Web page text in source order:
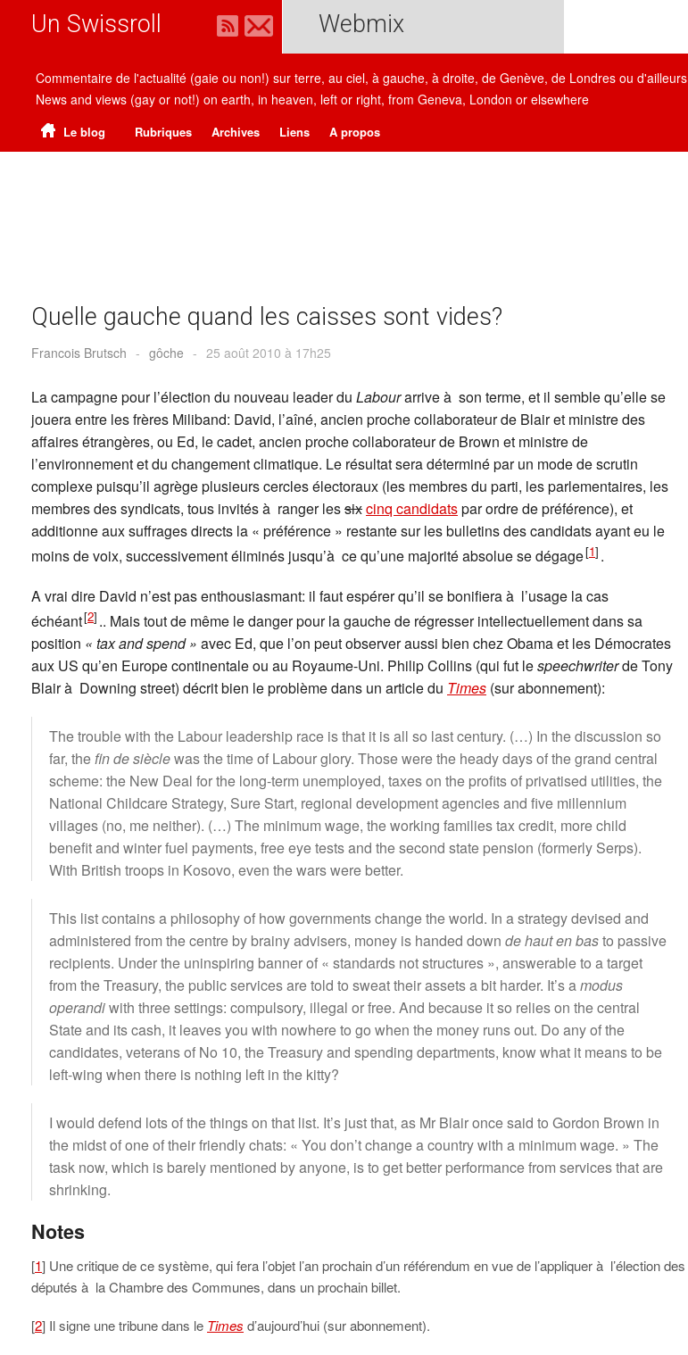
Un Swissroll Webmix
Commentaire de l'actualité (gaie ou non!) sur terre, au ciel, à gauche, à droite, de Genève, de Londres ou d'ailleurs
News and views (gay or not!) on earth, in heaven, left or right, from Geneva, London or elsewhere
Le blog Rubriques Archives Liens A propos
Quelle gauche quand les caisses sont vides?
Francois Brutsch - gôche - 25 août 2010 à 17h25
La campagne pour l’élection du nouveau leader du Labourarrive à son terme, et il semble qu’elle se
jouera entre les frères Miliband: David, l’aîné, ancien proche collaborateur de Blair et ministre des
affaires étrangères, ou Ed, le cadet, ancien proche collaborateur de Brown et ministre de
l’environnement et du changement climatique. Le résultat sera déterminé par un mode de scrutin
complexe puisqu’il agrège plusieurs cercles électoraux (les membres du parti, les parlementaires, les
membres des syndicats, tous invités à ranger lessixcinq candidatspar ordre de préférence), et
additionne aux suffrages directs la « préférence » restante sur les bulletins des candidats ayant eu le
moins de voix, successivement éliminés jusqu’à ce qu’une majorité absolue se dégage[1] .
A vrai dire David n’est pas enthousiasmant: il faut espérer qu’il se bonifiera à l’usage la cas
échéant[2] .. Mais tout de même le danger pour la gauche de régresser intellectuellement dans sa
position « tax and spend » avec Ed, que l’on peut observer aussi bien chez Obama et les Démocrates
aux US qu’en Europe continentale ou au Royaume-Uni. Philip Collins (qui fut lespeechwriterde Tony
Blair à Downing street) décrit bien le problème dans un article du Times (sur abonnement):
The trouble with the Labour leadership race is that it is all so last century. (…) In the discussion so
far, thefin de sièclewas the time of Labour glory. Those were the heady days of the grand central
scheme: the New Deal for the long-term unemployed, taxes on the profits of privatised utilities, the
National Childcare Strategy, Sure Start, regional development agencies and five millennium
villages (no, me neither). (…) The minimum wage, the working families tax credit, more child
benefit and winter fuel payments, free eye tests and the second state pension (formerly Serps).
With British troops in Kosovo, even the wars were better.
This list contains a philosophy of how governments change the world. In a strategy devised and
administered from the centre by brainy advisers, money is handed down de haut en basto passive
recipients. Under the uninspiring banner of « standards not structures », answerable to a target
from the Treasury, the public services are told to sweat their assets a bit harder. It’s amodus
operandiwith three settings: compulsory, illegal or free. And because it so relies on the central
State and its cash, it leaves you with nowhere to go when the money runs out. Do any of the
candidates, veterans of No 10, the Treasury and spending departments, know what it means to be
left-wing when there is nothing left in the kitty?
I would defend lots of the things on that list. It’s just that, as Mr Blair once said to Gordon Brown in
the midst of one of their friendly chats: « You don’t change a country with a minimum wage. » The
task now, which is barely mentioned by anyone, is to get better performance from services that are
shrinking.
Notes
[1] Une critique de ce système, qui fera l’objet l’an prochain d’un référendum en vue de l’appliquer à l’élection des
députés à la Chambre des Communes, dans un prochain billet.
[2] Il signe une tribune dans le Times d’aujourd’hui (sur abonnement).